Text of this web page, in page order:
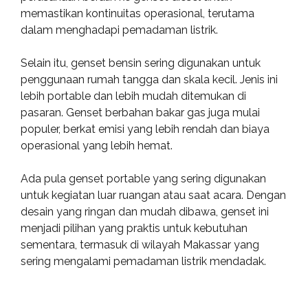
memastikan kontinuitas operasional, terutama
dalam menghadapi pemadaman listrik.
Selain itu, genset bensin sering digunakan untuk
penggunaan rumah tangga dan skala kecil. Jenis ini
lebih portable dan lebih mudah ditemukan di
pasaran. Genset berbahan bakar gas juga mulai
populer, berkat emisi yang lebih rendah dan biaya
operasional yang lebih hemat.
Ada pula genset portable yang sering digunakan
untuk kegiatan luar ruangan atau saat acara. Dengan
desain yang ringan dan mudah dibawa, genset ini
menjadi pilihan yang praktis untuk kebutuhan
sementara, termasuk di wilayah Makassar yang
sering mengalami pemadaman listrik mendadak.